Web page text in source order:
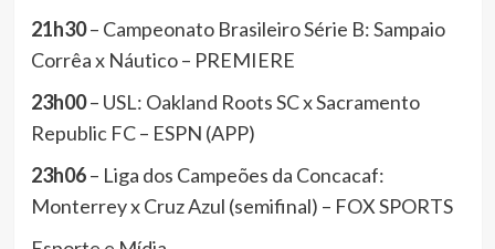
21h30– Campeonato Brasileiro Série B: Sampaio
Corrêa x Náutico – PREMIERE
23h00– USL: Oakland Roots SC x Sacramento
Republic FC – ESPN (APP)
23h06– Liga dos Campeões da Concacaf:
Monterrey x Cruz Azul (semifinal) – FOX SPORTS